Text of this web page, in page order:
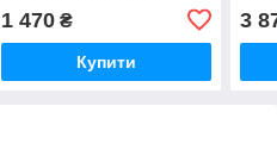
1 470₴
Купити
3